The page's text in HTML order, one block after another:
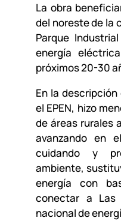
La obra
del noreste de la
Parque
energía
próximos 20-30
En la
el EPEN, hizo
de áreas rurales
avanzando en
cuidando y
ambiente,
energía con
conectar a Las
nacional de